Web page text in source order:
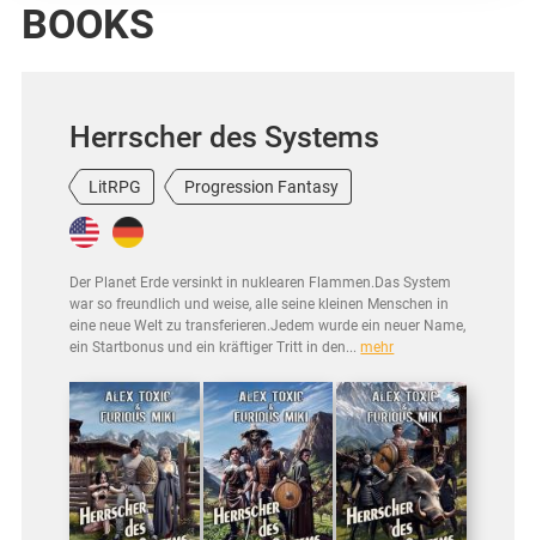
BOOKS
Herrscher des Systems
LitRPG Progression Fantasy
Der Planet Erde versinkt in nuklearen Flammen.Das System
war so freundlich und weise, alle seine kleinen Menschen in
eine neue Welt zu transferieren.Jedem wurde ein neuer Name,
ein Startbonus und ein kräftiger Tritt in den...mehr